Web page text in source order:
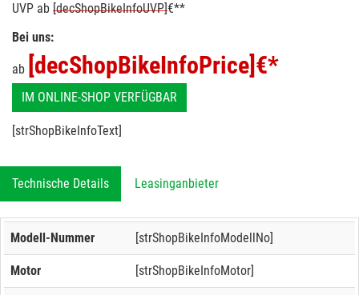
UVP ab [decShopBikeInfoUVP]€**
Bei uns:
ab [decShopBikeInfoPrice] €*
IM ONLINE-SHOP VERFÜGBAR
[strShopBikeInfoText]
Technische Details Leasinganbieter
Modell-Nummer [strShopBikeInfoModellNo]
Motor [strShopBikeInfoMotor]